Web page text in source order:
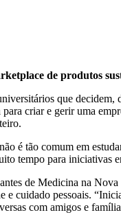
de produtos
que
criar e gerir uma
é tão comum em
tempo para iniciativas
de Medicina na
e cuidado pessoais.
com amigos e